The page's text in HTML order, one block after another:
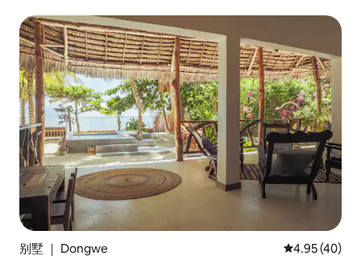
别墅 ｜ Dongwe 平均评分
4.95 (40)